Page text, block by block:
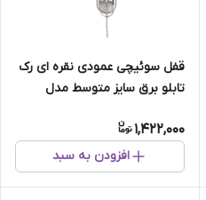
قفل سوئیچی عمودی نقره ای رک
تابلو برق سایز متوسط مدل
1,422,000
افزودن به سبد